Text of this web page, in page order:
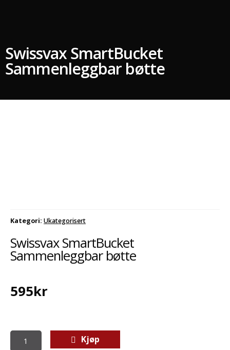
Swissvax SmartBucket
Sammenleggbar bøtte
Kategori: Ukategorisert
Swissvax SmartBucket
Sammenleggbar bøtte
595kr
Kjøp